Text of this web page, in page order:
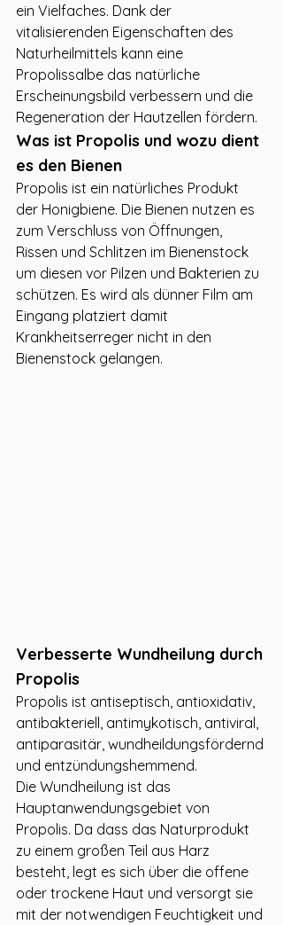
ein Vielfaches. Dank der
vitalisierenden Eigenschaften des
Naturheilmittels kann eine
Propolissalbe das natürliche
Erscheinungsbild verbessern und die
Regeneration der Hautzellen fördern.
Was ist Propolis und wozu dient
es den Bienen
Propolis ist ein natürliches Produkt
der Honigbiene. Die Bienen nutzen es
zum Verschluss von Öffnungen,
Rissen und Schlitzen im Bienenstock
um diesen vor Pilzen und Bakterien zu
schützen. Es wird als dünner Film am
Eingang platziert damit
Krankheitserreger nicht in den
Bienenstock gelangen.
Verbesserte Wundheilung durch
Propolis
Propolis ist antiseptisch, antioxidativ,
antibakteriell, antimykotisch, antiviral,
antiparasitär, wundheildungsfördernd
und entzündungshemmend.
Die Wundheilung ist das
Hauptanwendungsgebiet von
Propolis. Da dass das Naturprodukt
zu einem großen Teil aus Harz
besteht, legt es sich über die offene
oder trockene Haut und versorgt sie
mit der notwendigen Feuchtigkeit und